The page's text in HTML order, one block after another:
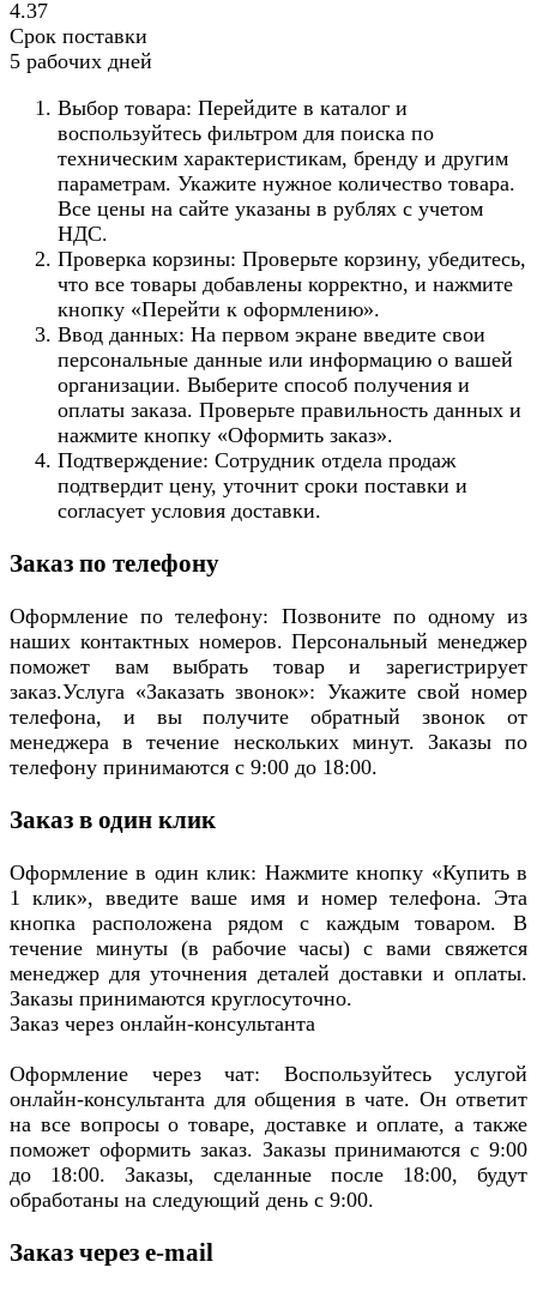
4.37
Срок поставки
5 рабочих дней
Выбор товара: Перейдите в каталог и
воспользуйтесь фильтром для поиска по
техническим характеристикам, бренду и другим
параметрам. Укажите нужное количество товара.
Все цены на сайте указаны в рублях с учетом
НДС.
Проверка корзины: Проверьте корзину, убедитесь,
что все товары добавлены корректно, и нажмите
кнопку «Перейти к оформлению».
Ввод данных: На первом экране введите свои
персональные данные или информацию о вашей
организации. Выберите способ получения и
оплаты заказа. Проверьте правильность данных и
нажмите кнопку «Оформить заказ».
Подтверждение: Сотрудник отдела продаж
подтвердит цену, уточнит сроки поставки и
согласует условия доставки.
Заказ по телефону
Оформление по телефону: Позвоните по одному из
наших контактных номеров. Персональный менеджер
поможет вам выбрать товар и зарегистрирует
заказ.Услуга «Заказать звонок»: Укажите свой номер
телефона, и вы получите обратный звонок от
менеджера в течение нескольких минут. Заказы по
телефону принимаются с 9:00 до 18:00.
Заказ в один клик
Оформление в один клик: Нажмите кнопку «Купить в
1 клик», введите ваше имя и номер телефона. Эта
кнопка расположена рядом с каждым товаром. В
течение минуты (в рабочие часы) с вами свяжется
менеджер для уточнения деталей доставки и оплаты.
Заказы принимаются круглосуточно.
Заказ через онлайн-консультанта
Оформление через чат: Воспользуйтесь услугой
онлайн-консультанта для общения в чате. Он ответит
на все вопросы о товаре, доставке и оплате, а также
поможет оформить заказ. Заказы принимаются с 9:00
до 18:00. Заказы, сделанные после 18:00, будут
обработаны на следующий день с 9:00.
Заказ через e-mail